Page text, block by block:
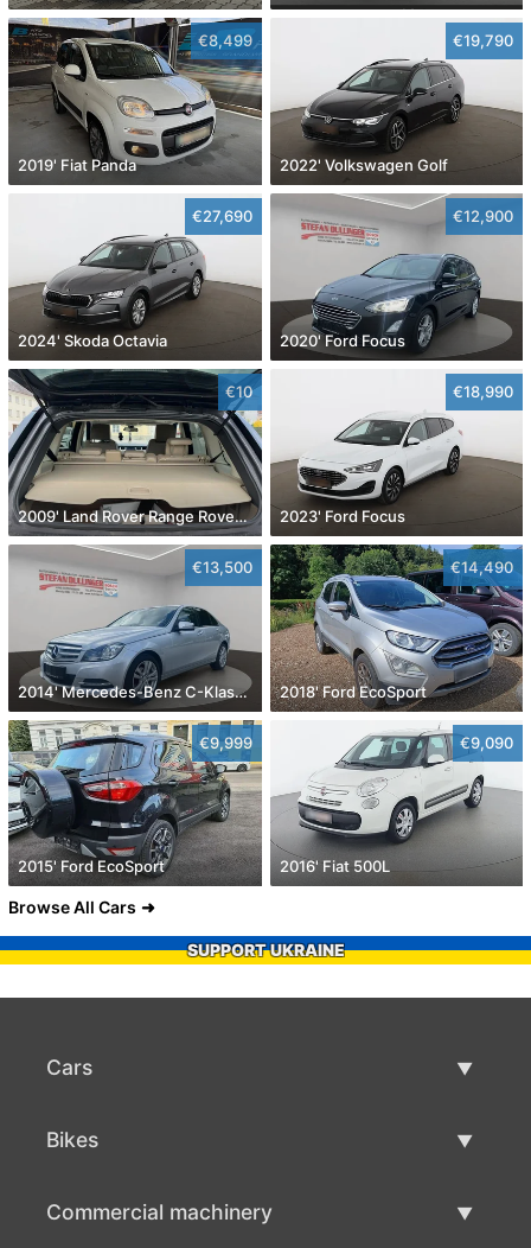
€8,499
2019' Fiat Panda
€19,790
2022' Volkswagen Golf
€27,690
2024' Skoda Octavia
€12,900
2020' Ford Focus
€10
2009' Land Rover Range Rover Sport
€18,990
2023' Ford Focus
€13,500
2014' Mercedes-Benz C-Klasse
€14,490
2018' Ford EcoSport
€9,999
2015' Ford EcoSport
€9,090
2016' Fiat 500L
Browse All Cars
SUPPORT UKRAINE
Cars
Bikes
Commercial machinery